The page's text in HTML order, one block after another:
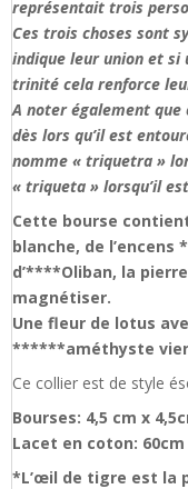
représentait trois
Ces trois choses sont
indique leur union et si
trinité cela renforce
A noter également
dès lors qu’il est
nomme « triquetra »
« triqueta » lorsqu’il
Cette bourse
blanche, de l’encens
d’****Oliban, la
magnétiser.
Une fleur de lotus
******améthyste
Ce collier est de style
Bourses: 4,5 cm x
Lacet en coton: 60cm
*L’œil de tigre est la